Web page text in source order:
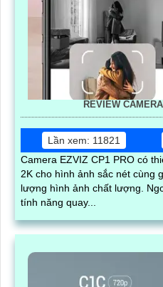
REVIEW
Lần xem: 11821
Camera EZVIZ CP1 PRO có
2K cho hình ảnh sắc nét cùng
lượng hình ảnh chất lượng. Ngoài ra camera còn sở hữu
tính năng quay...